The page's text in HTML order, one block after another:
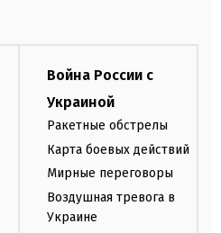
Война России с
Украиной
Ракетные обстрелы
Карта боевых действий
Мирные переговоры
Воздушная тревога в
Украине